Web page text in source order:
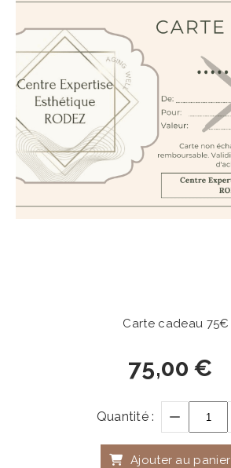
Carte cadeau 75€
75,00 €
Quantité :
Ajouter au panier